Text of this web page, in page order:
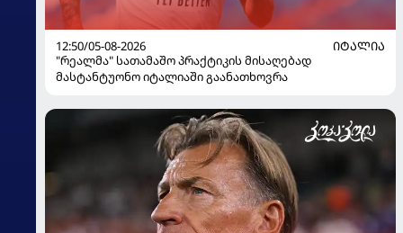
12:50/05-08-2026
ᲘᲢᲐᲚᲘᲐ
"რეალმა" სათამაშო პრაქტიკის მისაღებად
მასტანტუონო იტალიაში გაანათხოვრა